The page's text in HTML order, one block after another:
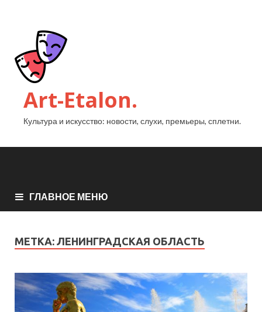
Art-Etalon.
Культура и искусство: новости, слухи, премьеры, сплетни.
ГЛАВНОЕ МЕНЮ
МЕТКА: ЛЕНИНГРАДСКАЯ ОБЛАСТЬ